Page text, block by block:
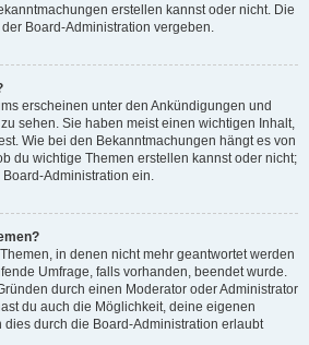
erstellen kannst oder nicht. Die
Board-Administration vergeben.
erscheinen unter den Ankündigungen und
sehen. Sie haben meist einen wichtigen Inhalt,
Wie bei den Bekanntmachungen hängt es von
du wichtige Themen erstellen kannst oder nicht;
Administration ein.
in denen nicht mehr geantwortet werden
Umfrage, falls vorhanden, beendet wurde.
durch einen Moderator oder Administrator
du auch die Möglichkeit, deine eigenen
dies durch die Board-Administration erlaubt